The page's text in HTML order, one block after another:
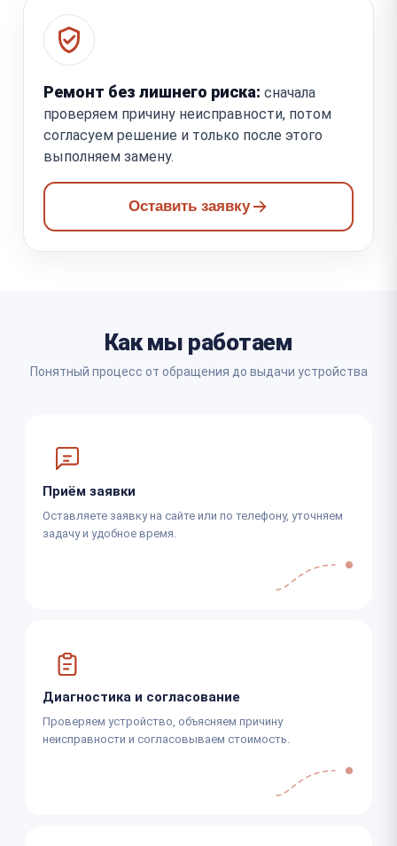
Ремонт без лишнего риска: сначала
проверяем причину неисправности, потом
согласуем решение и только после этого
выполняем замену.
Оставить заявку
Как мы работаем
Понятный процесс от обращения до выдачи устройства
Приём заявки
Оставляете заявку на сайте или по телефону, уточняем
задачу и удобное время.
Диагностика и согласование
Проверяем устройство, объясняем причину
неисправности и согласовываем стоимость.